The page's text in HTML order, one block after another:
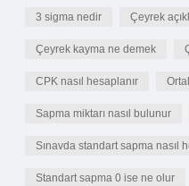
3 sigma nedir Çeyrek
Çeyrek kayma ne demek
CPK nasıl hesaplanır
Sapma miktarı nasıl bulunur
Sınavda standart sapma nasıl
Standart sapma 0 ise ne olur